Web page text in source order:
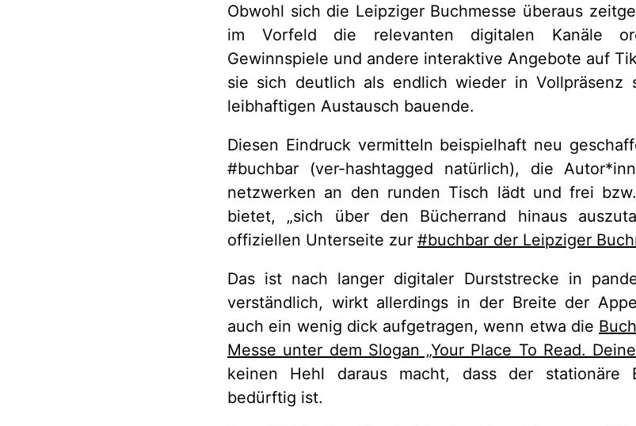
Obwohl sich die Leipziger Buchmesse überaus
im Vorfeld die relevanten digitalen Kanäle
Gewinnspiele und andere interaktive Angebote auf
sie sich deutlich als endlich wieder in Vollpräsenz
leibhaftigen Austausch bauende.
Diesen Eindruck vermitteln beispielhaft neu
#buchbar (ver-hashtagged natürlich), die
netzwerken an den runden Tisch lädt und frei
bietet, „sich über den Bücherrand hinaus
offiziellen Unterseite zur #buchbar der Leipziger
Das ist nach langer digitaler Durststrecke in
verständlich, wirkt allerdings in der Breite der
auch ein wenig dick aufgetragen, wenn etwa die
Messe unter dem Slogan „Your Place To Read.
keinen Hehl daraus macht, dass der stationäre
bedürftig ist.